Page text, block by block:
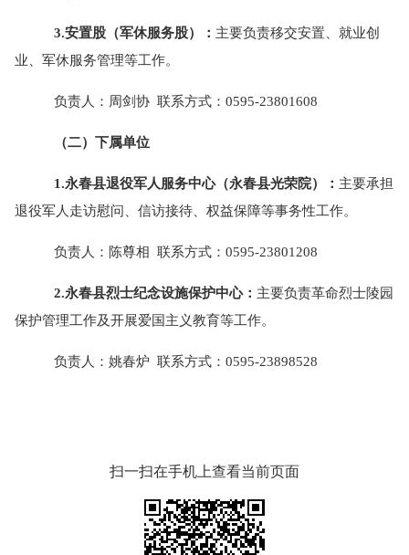
3.安置股（军休服务股） ： 主要负责移交安置、就业创
业、军休服务管理等工作。
负责人：周剑协 联系方式： 0595-23801608
（二）下属单位
1.永春县退役军人服务中心（永春县光荣院）： 主要承担
退役军人走访慰问、信访接待、权益保障等事务性工作。
负责人：陈尊相 联系方式： 0595-23801208
2.永春县烈士纪念设施保护中心： 主要负责革命烈士陵园
保护管理工作及开展爱国主义教育等工作。
负责人：姚春炉 联系方式： 0595-23898528
扫一扫在手机上查看当前页面